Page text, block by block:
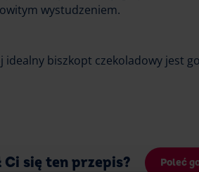
wystudzeniem.
idealny biszkopt czekoladowy jest
Ci się ten przepis? Poleć